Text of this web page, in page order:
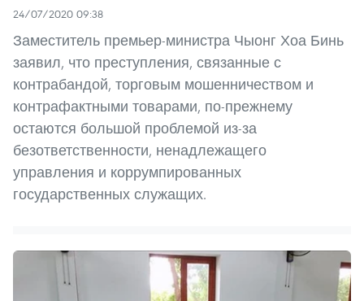
24/07/2020 09:38
Заместитель премьер-министра Чыонг Хоа Бинь
заявил, что преступления, связанные с
контрабандой, торговым мошенничеством и
контрафактными товарами, по-прежнему
остаются большой проблемой из-за
безответственности, ненадлежащего
управления и коррумпированных
государственных служащих.